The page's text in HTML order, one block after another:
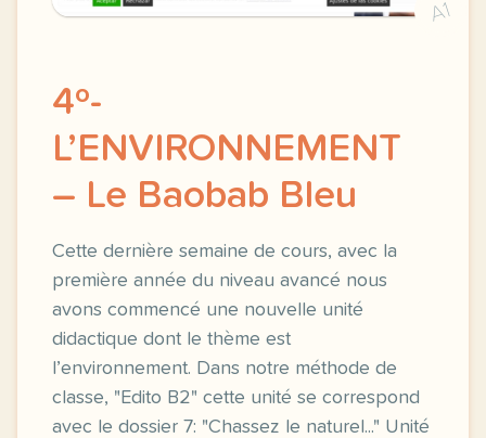
A1
4º-
L’ENVIRONNEMENT
– Le Baobab Bleu
Cette dernière semaine de cours, avec la
première année du niveau avancé nous
avons commencé une nouvelle unité
didactique dont le thème est
l’environnement. Dans notre méthode de
classe, "Edito B2" cette unité se correspond
avec le dossier 7: "Chassez le naturel..." Unité